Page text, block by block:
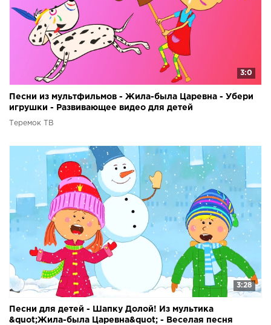
3:0
Песни из мультфильмов - Жила-была Царевна - Убери
игрушки - Развивающее видео для детей
Теремок ТВ
3:28
Песни для детей - Шапку Долой! Из мультика
&quot;Жила-была Царевна&quot; - Веселая песня